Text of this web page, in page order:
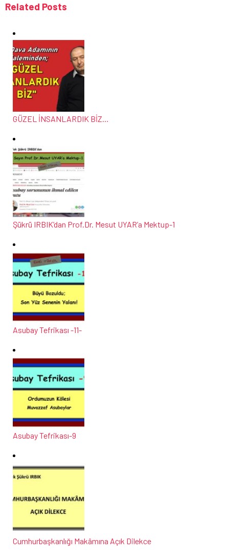
Related Posts
GÜZEL İNSANLARDIK BİZ…
Şükrü IRBIK’dan Prof.Dr. Mesut UYAR’a Mektup-1
Asubay Tefrikası -11-
Asubay Tefrikası-9
Cumhurbaşkanlığı Makâmına Açık Dilekce